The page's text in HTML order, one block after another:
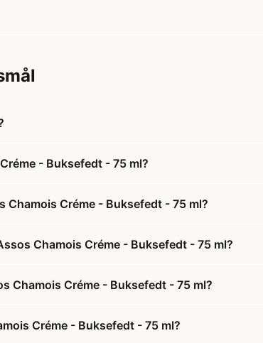
- Buksefedt - 75 ml?
Créme - Buksefedt - 75 ml?
Chamois Créme - Buksefedt - 75 ml?
Chamois Créme - Buksefedt - 75 ml?
Créme - Buksefedt - 75 ml?